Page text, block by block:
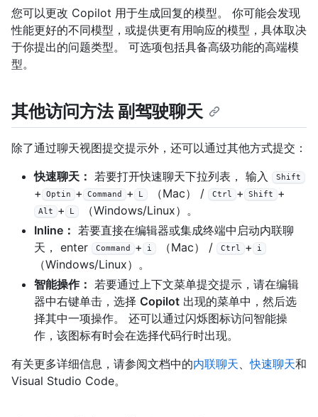
您可以更改 Copilot 用于生成回复的模型。 你可能会发现
性能更好的不同模型，或提供更有用响应的模型，具体取决
于你提出的问题类型。 可选项包括具备高级功能的高端模
型。
其他访问方法 副驾驶聊天
除了通过聊天视图提交提示外，还可以通过其他方式提交：
快速聊天： 若要打开快速聊天下拉列表， 输入 Shift
+ Optin + Command + L （Mac） / Ctrl + Shift +
Alt + L
（Windows/Linux）。
Inline： 若要直接在编辑器或集成终端中启动内联聊
天， enter
Command + i （Mac） / Ctrl + i
（Windows/Linux）。
智能操作： 若要通过上下文菜单提交提示，请在编辑
器中右键单击，选择 Copilot 出现的菜单中，然后选
择其中一项操作。 还可以通过闪烁图标访问智能操
作，该图标有时会在选择代码行时出现。
有关更多详细信息，请参阅文档中的内联聊天、快速聊天和
Visual Studio Code。